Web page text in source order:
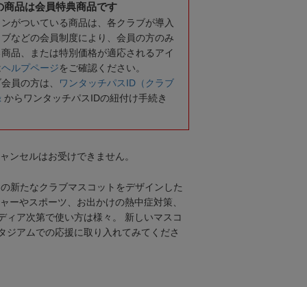
商品は会員特典商品です
がついている商品は、各クラブが導入
などの会員制度により、会員の方のみ
品、または特別価格が適応されるアイ
ヘルプページをご確認ください。
員の方は、
ワンタッチパスID（クラブ
からワンタッチパスIDの紐付け手続き
ンセルはお受けできません。
新たなクラブマスコットをデザインした
ーやスポーツ、お出かけの熱中症対策、
ィア次第で使い方は様々。 新しいマスコ
ジアムでの応援に取り入れてみてくださ